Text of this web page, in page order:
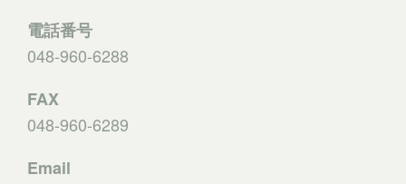
電話番号
048-960-6288
FAX
048-960-6289
Email